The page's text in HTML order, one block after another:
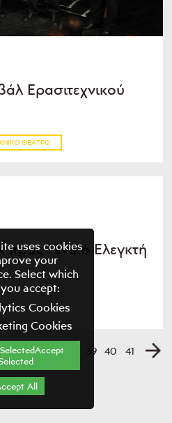
Ερασιτεχνικού
ΘΈΑΤΡΟ
Γενικό Ελεγκτή
1 ... 36 37 39 40 41
uses cookies
your
Select which
accept:
Cookies
Cookies
All